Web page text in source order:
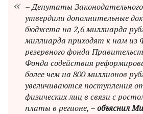
– Депутаты
утвердили дополнительные
бюджета на 2,6 миллиарда
миллиарда приходят к нам из
резервного фонда
Фонда содействия
более чем на 800 миллионов
увеличиваются поступления
физических лиц в связи с
платы в регионе, –объяснил